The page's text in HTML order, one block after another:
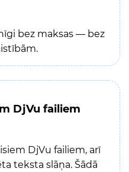
bez maksas — bez
DjVu failiem
DjVu failiem, arī
teksta slāņa. Šādā